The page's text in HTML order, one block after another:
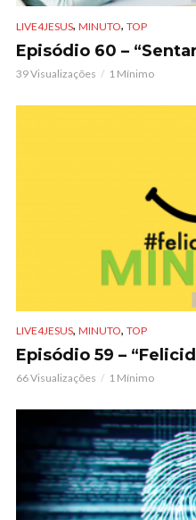
LIVE4JESUS, MINUTO, TOP
Episódio 60 –
39 Visualizações 1 Mínimo
LIVE4JESUS, MINUTO, TOP
Episódio 59 –
66 Visualizações 1 Mínimo